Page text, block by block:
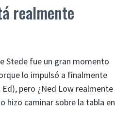
realmente
Stede fue un gran momento
lo impulsó a finalmente
pero ¿Ned Low realmente
hizo caminar sobre la tabla en